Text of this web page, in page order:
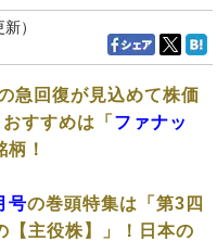
）
急回復が見込めて株価
すすめは「 ファナッ
柄！
号の巻頭特集は「第3四
【主役株】」！日本の